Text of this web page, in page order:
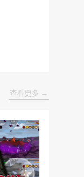
查看更多 →